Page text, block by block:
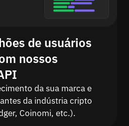
de usuários
nossos
da sua marca e
da indústria cripto
Coinomi, etc.).